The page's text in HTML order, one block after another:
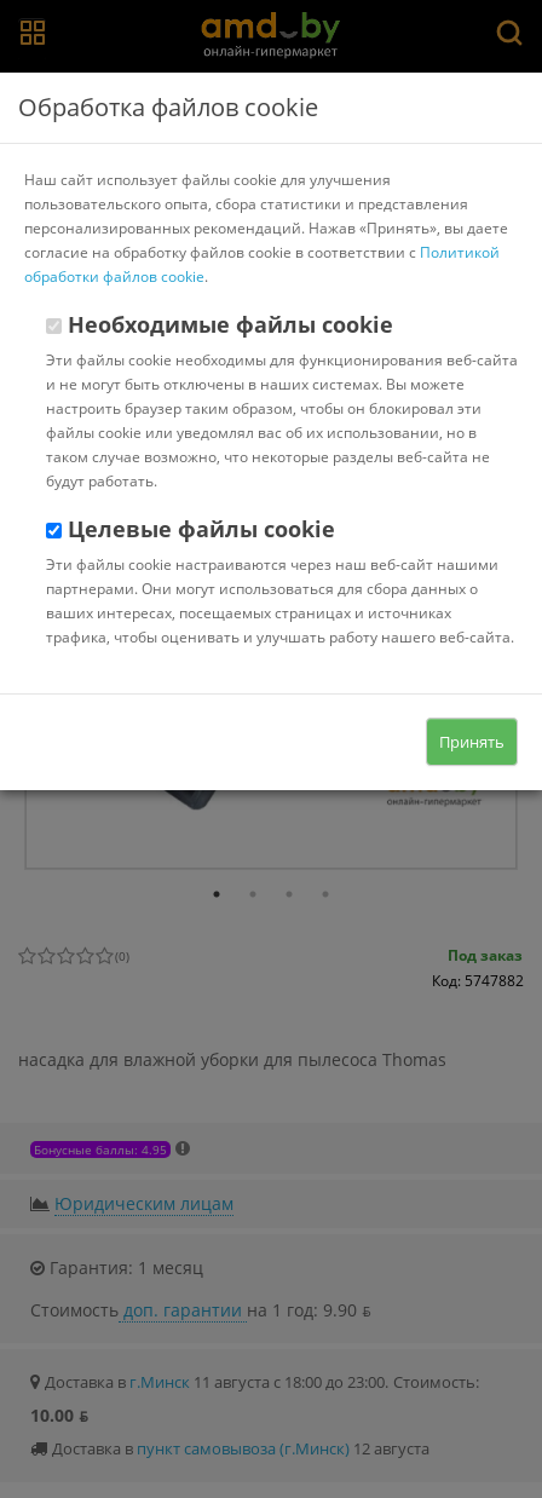
Главная > Каталог товаров
Аксессуары для пылесосов,
пароочистителей
> Thomas
Насадка для влажной уборки Thomas 139851 для
Twin tt
Другие товары Thomas
(0)
Под заказ
Код: 5747882
насадка для влажной уборки для пылесоса Thomas
Бонусные баллы: 4.95
Юридическим лицам
Гарантия: 1 месяц
Стоимость доп. гарантии на 1 год: 9.90 ƃ
Доставка в г.Минск 11 августа с 18:00 до 23:00. Стоимость:
10.00 ƃ
Доставка в пункт самовывоза (г.Минск) 12 августа
Обработка файлов cookie
Наш сайт использует файлы cookie для улучшения
пользовательского опыта, сбора статистики и представления
персонализированных рекомендаций. Нажав «Принять», вы даете
согласие на обработку файлов cookie в соответствии с Политикой
обработки файлов cookie.
Необходимые файлы cookie
Эти файлы cookie необходимы для функционирования веб-сайта
и не могут быть отключены в наших системах. Вы можете
настроить браузер таким образом, чтобы он блокировал эти
файлы cookie или уведомлял вас об их использовании, но в
таком случае возможно, что некоторые разделы веб-сайта не
будут работать.
Целевые файлы cookie
Эти файлы cookie настраиваются через наш веб-сайт нашими
партнерами. Они могут использоваться для сбора данных о
ваших интересах, посещаемых страницах и источниках
трафика, чтобы оценивать и улучшать работу нашего веб-сайта.
Принять